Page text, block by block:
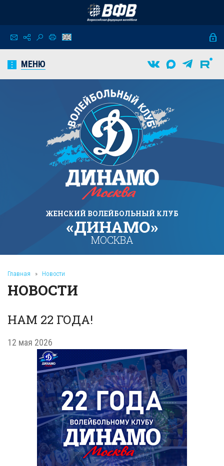
МЕНЮ
ЖЕНСКИЙ ВОЛЕЙБОЛЬНЫЙ КЛУБ
«ДИНАМО»
МОСКВА
Главная » Новости
НОВОСТИ
НАМ 22 ГОДА!
12 мая 2026